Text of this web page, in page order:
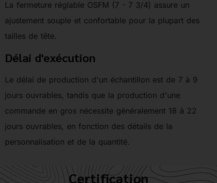
La fermeture réglable OSFM (7 - 7 3/4) assure un
ajustement souple et confortable pour la plupart des
tailles de tête.
Délai d'exécution
Le délai de production d'un échantillon est de 7 à 9
jours ouvrables, tandis que la production d'une
commande en gros nécessite généralement 18 à 22
jours ouvrables, en fonction des détails de la
personnalisation et de la quantité.
Certification